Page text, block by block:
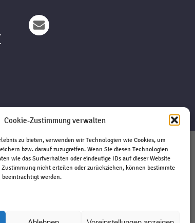
Cookie-Zustimmung verwalten
zu bieten, verwenden wir Technologien wie Cookies, um
bzw. darauf zuzugreifen. Wenn Sie diesen Technologien
wie das Surfverhalten oder eindeutige IDs auf dieser Website
Zustimmung nicht erteilen oder zurückziehen, können bestimmte
werden.
Impressum
Haftungsausschluss
Datenschutz